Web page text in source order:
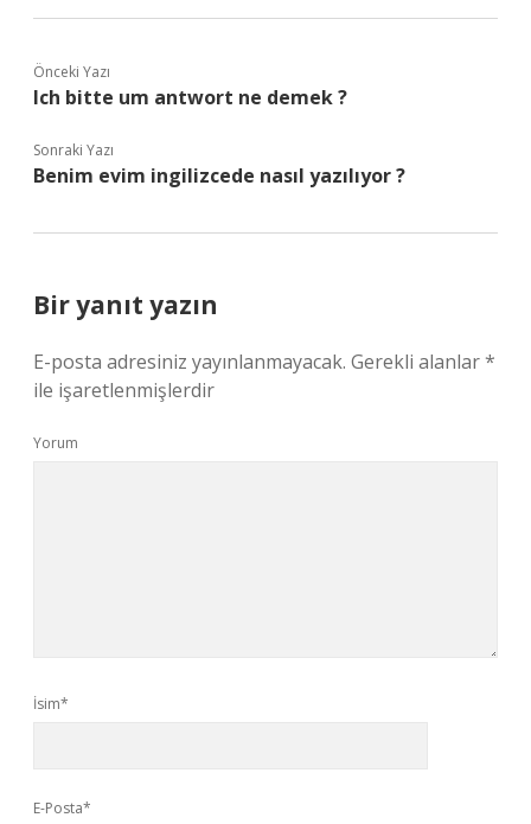
Önceki Yazı
Ich bitte um antwort ne demek ?
Sonraki Yazı
Benim evim ingilizcede nasıl yazılıyor ?
Bir yanıt yazın
E-posta adresiniz yayınlanmayacak. Gerekli alanlar*
ile işaretlenmişlerdir
Yorum
İsim*
E-Posta*